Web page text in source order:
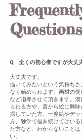
Questions
Q 全くの初心者ですが大丈
大丈夫です。
描いてみたいという気持ち
なく始められます。画材の
など指導させて頂きます。
られる方や、昔から絵に興
探していた方、一度絵やデ
方、独学で描き続けてはい
た方など、わからないこと
い。